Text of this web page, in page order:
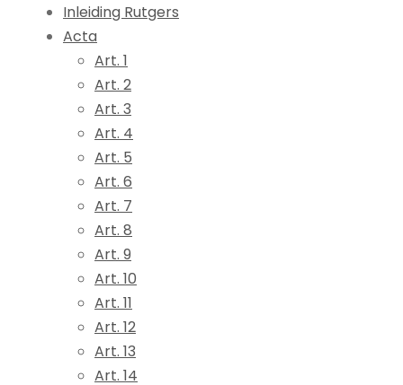
Inleiding Rutgers
Acta
Art. 1
Art. 2
Art. 3
Art. 4
Art. 5
Art. 6
Art. 7
Art. 8
Art. 9
Art. 10
Art. 11
Art. 12
Art. 13
Art. 14